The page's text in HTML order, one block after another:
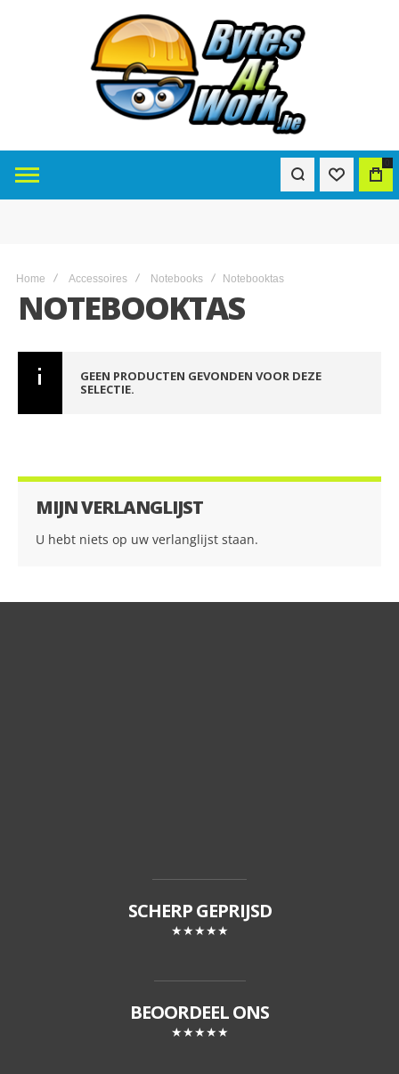
Home Accessoires Notebooks Notebooktas
NOTEBOOKTAS
GEEN PRODUCTEN GEVONDEN VOOR DEZE
SELECTIE.
MIJN VERLANGLIJST
U hebt niets op uw verlanglijst staan.
SCHERP GEPRIJSD
★★★★★
BEOORDEEL ONS
★★★★★